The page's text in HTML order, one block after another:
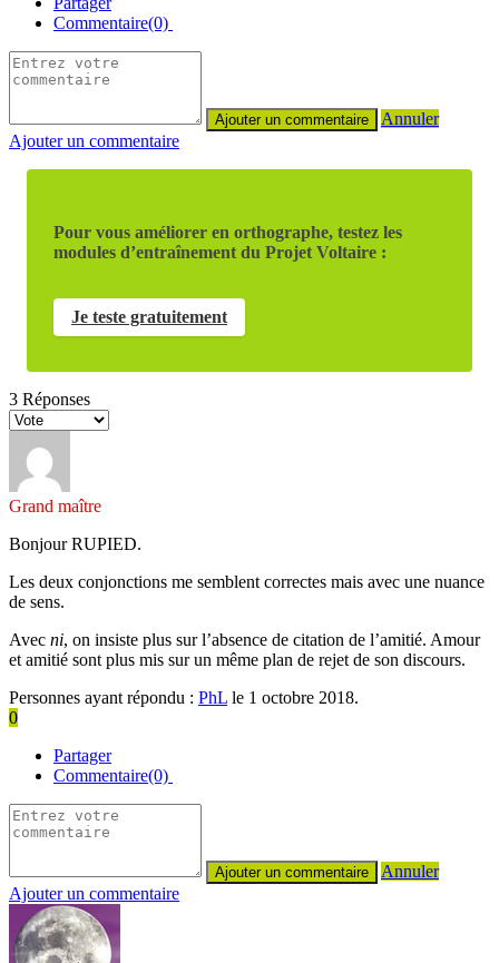
Commentaire(0)
Annuler
Ajouter un commentaire
Pour vous améliorer en orthographe, testez les
modules d’entraînement du Projet Voltaire :
Je teste gratuitement
3 Réponses
Grand maître
Bonjour RUPIED.
Les deux conjonctions me semblent correctes mais avec une nuance
de sens.
Avec ni, on insiste plus sur l’absence de citation de l’amitié. Amour
et amitié sont plus mis sur un même plan de rejet de son discours.
Personnes ayant répondu : PhL le 1 octobre 2018.
0
Partager
Commentaire(0)
Annuler
Ajouter un commentaire